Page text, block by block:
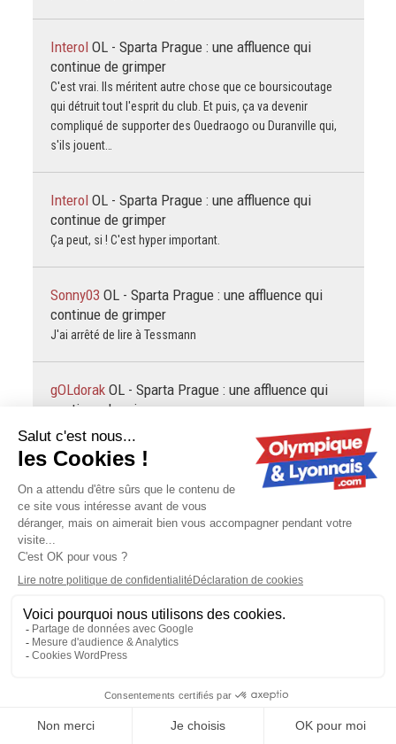
Interol OL - Sparta Prague : une affluence qui
continue de grimper
C'est vrai. Ils méritent autre chose que ce boursicoutage
qui détruit tout l'esprit du club. Et puis, ça va devenir
compliqué de supporter des Ouedraogo ou Duranville qui,
s'ils jouent…
Interol OL - Sparta Prague : une affluence qui
continue de grimper
Ça peut, si ! C'est hyper important.
Sonny03 OL - Sparta Prague : une affluence qui
continue de grimper
J'ai arrêté de lire à Tessmann
gOLdorak OL - Sparta Prague : une affluence qui
continue de grimper
On peut dire ce qu'on veut de Garcia, mais sa Belgique,
avec un effectif pourtant pas bandant, a montré plus de
choses contre l'Espagne que l'équipe de France
ultrafavorite avec…
gOLdorak
ne touchera pas tout l'argent
Mangala est payé pratiquement aussi cher que Tolisso,
faire entrer quelques millions d'euros dans les caisses. Au
hasard, pour payer…
TongariroOL - Sparta Prague : une affluence qui
Revoyez la décla de Fonseca juste avant le match vs Lens